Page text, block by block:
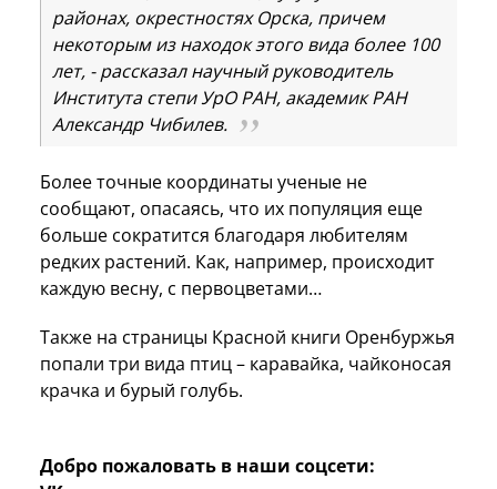
районах, окрестностях Орска, причем
некоторым из находок этого вида более 100
лет, - рассказал научный руководитель
Института степи УрО РАН, академик РАН
Александр Чибилев.
Более точные координаты ученые не
сообщают, опасаясь, что их популяция еще
больше сократится благодаря любителям
редких растений. Как, например, происходит
каждую весну, с первоцветами…
Также на страницы Красной книги Оренбуржья
попали три вида птиц – каравайка, чайконосая
крачка и бурый голубь.
Добро пожаловать в наши соцсети: